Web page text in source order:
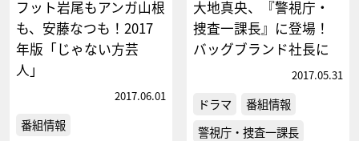
フット岩尾もアンガ山根
も、安藤なつも！2017
年版「じゃない方芸
人」
2017.06.01
番組情報
大地真央、『警視庁・
捜査一課長』に登場！
バッグブランド社長に
2017.05.31
ドラマ
番組情報
警視庁・捜査一課長